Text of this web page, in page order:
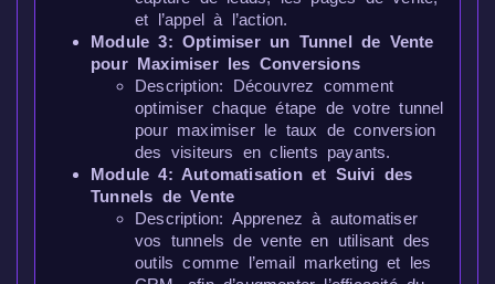
et l’appel à l’action.
Module 3: Optimiser un Tunnel de Vente
pour Maximiser les Conversions
Description: Découvrez comment
optimiser chaque étape de votre tunnel
pour maximiser le taux de conversion
des visiteurs en clients payants.
Module 4: Automatisation et Suivi des
Tunnels de Vente
Description: Apprenez à automatiser
vos tunnels de vente en utilisant des
outils comme l’email marketing et les